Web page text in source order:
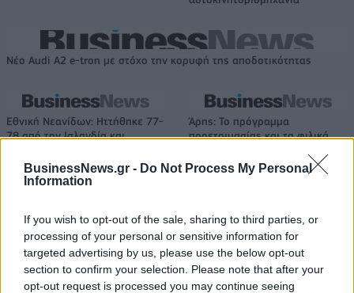
BusinessNews.gr - Do Not Process My Personal
Information
If you wish to opt-out of the sale, sharing to third parties, or
processing of your personal or sensitive information for
targeted advertising by us, please use the below opt-out
section to confirm your selection. Please note that after your
opt-out request is processed you may continue seeing
Νέο Audi A2 e-tron με στόχο την κορυφή της αποδοτικότητας
Εθνική Νεανίδων: Ηττήθηκε 77-
78 από την Ισλανδία και
Άρης: Το πρόγραμμα
προετοιμασίας και τα φιλικά
από τις αρχές του έτους